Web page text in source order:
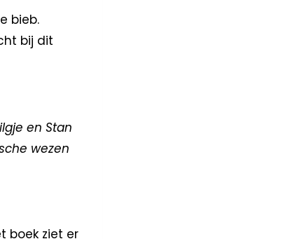
bieb.
bij dit
en Stan
wezen
boek ziet er